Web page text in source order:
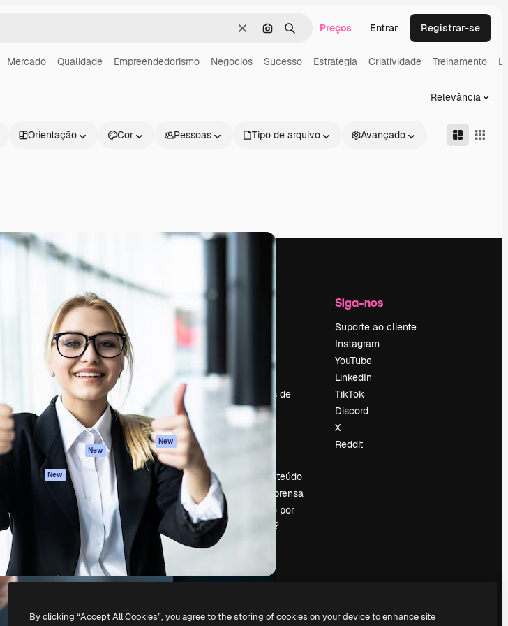
LimparPesquisar por imagem
BuscarPreços Entrar Registrar-se
Mercado Qualidade Empreendedorismo Negocios Sucesso Estrategia Criatividade Treinamento
Relevância
Orientação Cor Pessoas Tipo de arquivo Avançado
Assistente de IA
Gerador de
Gerador de vídeos
Texto para voz
Conteúdo de stock
MCP para
Claude/ChatGPT
New
Agentes New
Todas as
ferramentas
Começar
Academy
Documentação
Atendimento
Termos e
condições
Política de
privacidade
Originais New
Política de cookies
Central de
confiabilidade
Afiliados
Empresas
Emprego
Tendências de
pesquisa
Blog
Vender conteúdo
Sala de imprensa
Procurando por
magnific.ai?
Siga-nos
Suporte ao cliente
Instagram
YouTube
LinkedIn
TikTok
Discord
X
Reddit
Todos os direitos reservados.
By clicking “Accept All Cookies”, you agree to the storing of cookies on your device to enhance site